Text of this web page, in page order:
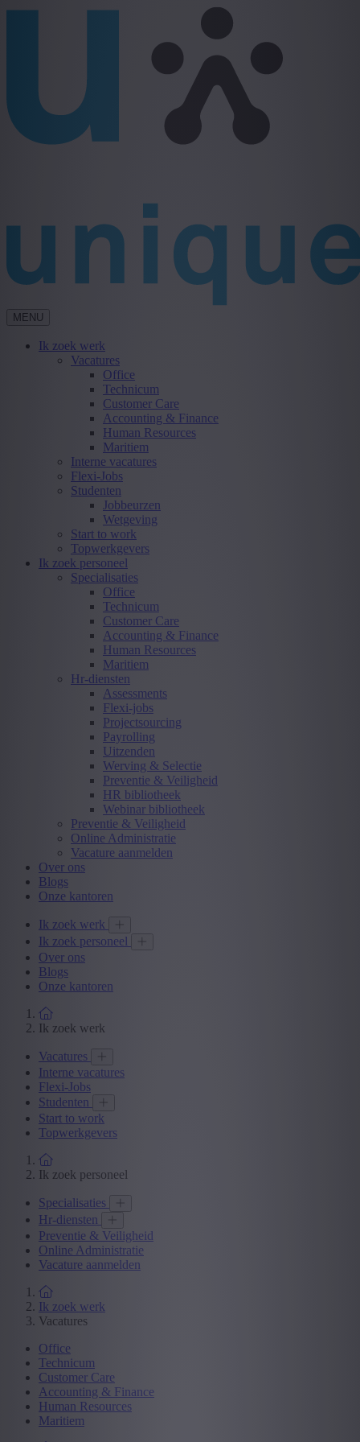
MENU
Ik zoek werk
Vacatures
Office
Technicum
Customer Care
Accounting & Finance
Human Resources
Maritiem
Interne vacatures
Flexi-Jobs
Studenten
Jobbeurzen
Wetgeving
Start to work
Topwerkgevers
Ik zoek personeel
Specialisaties
Office
Technicum
Customer Care
Accounting & Finance
Human Resources
Maritiem
Hr-diensten
Assessments
Flexi-jobs
Projectsourcing
Payrolling
Uitzenden
Werving & Selectie
Preventie & Veiligheid
HR bibliotheek
Webinar bibliotheek
Preventie & Veiligheid
Online Administratie
Vacature aanmelden
Over ons
Blogs
Onze kantoren
Ik zoek werk
Ik zoek personeel
Over ons
Blogs
Onze kantoren
Ik zoek werk
Vacatures
Interne vacatures
Flexi-Jobs
Studenten
Start to work
Topwerkgevers
Ik zoek personeel
Specialisaties
Hr-diensten
Preventie & Veiligheid
Online Administratie
Vacature aanmelden
Ik zoek werk
Vacatures
Office
Technicum
Customer Care
Accounting & Finance
Human Resources
Maritiem